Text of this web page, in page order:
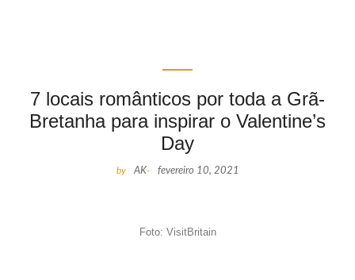
7 locais românticos por toda a Grã-
Bretanha para inspirar o Valentine’s
Day
by AK- fevereiro 10, 2021
Foto: VisitBritain